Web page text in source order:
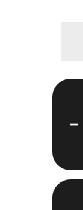
I